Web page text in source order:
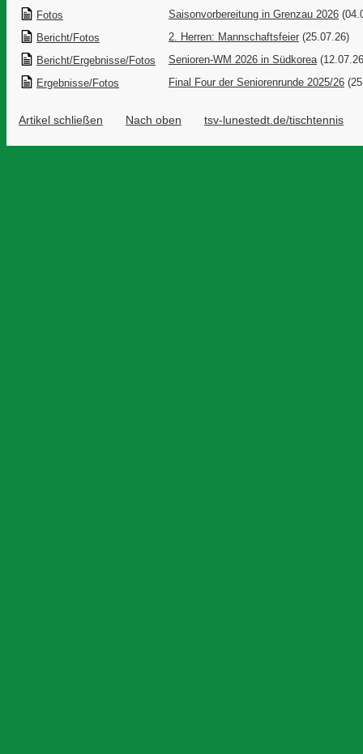
Fotos
Saisonvorbereitung in Grenzau 2026
Bericht/Fotos
2. Herren: Mannschaftsfeier (25.07.26)
Bericht/Ergebnisse/Fotos
Senioren-WM 2026 in Südkorea
Ergebnisse/Fotos
Final Four der Seniorenrunde 2025/26
Artikel schließen Nach oben tsv-lunestedt.de/tischtennis